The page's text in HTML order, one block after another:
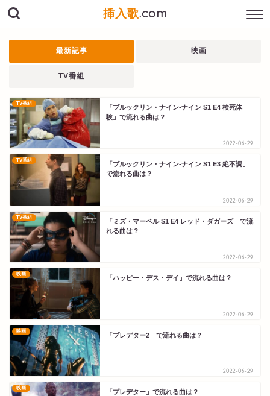
挿入歌.com
最新記事 映画
TV番組
TV番組
「ブルックリン・ナイン-ナイン S1 E4 検死体
験」で流れる曲は？
2022-06-29
TV番組
「ブルックリン・ナイン-ナイン S1 E3 絶不調」
で流れる曲は？
2022-06-29
TV番組
「ミズ・マーベル S1 E4 レッド・ダガーズ」で流
れる曲は？
2022-06-29
映画
「ハッピー・デス・デイ」で流れる曲は？
2022-06-29
映画
「プレデター2」で流れる曲は？
2022-06-29
映画
「プレデター」で流れる曲は？